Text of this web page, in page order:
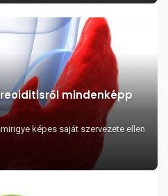
mindenképp
képes saját szervezete ellen